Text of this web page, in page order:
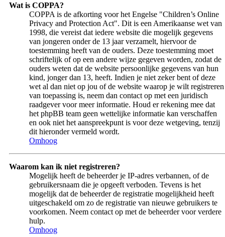
Wat is COPPA?
COPPA is de afkorting voor het Engelse "Children’s Online
Privacy and Protection Act". Dit is een Amerikaanse wet van
1998, die vereist dat iedere website die mogelijk gegevens
van jongeren onder de 13 jaar verzamelt, hiervoor de
toestemming heeft van de ouders. Deze toestemming moet
schriftelijk of op een andere wijze gegeven worden, zodat de
ouders weten dat de website persoonlijke gegevens van hun
kind, jonger dan 13, heeft. Indien je niet zeker bent of deze
wet al dan niet op jou of de website waarop je wilt registreren
van toepassing is, neem dan contact op met een juridisch
raadgever voor meer informatie. Houd er rekening mee dat
het phpBB team geen wettelijke informatie kan verschaffen
en ook niet het aanspreekpunt is voor deze wetgeving, tenzij
dit hieronder vermeld wordt.
Omhoog
Waarom kan ik niet registreren?
Mogelijk heeft de beheerder je IP-adres verbannen, of de
gebruikersnaam die je opgeeft verboden. Tevens is het
mogelijk dat de beheerder de registratie mogelijkheid heeft
uitgeschakeld om zo de registratie van nieuwe gebruikers te
voorkomen. Neem contact op met de beheerder voor verdere
hulp.
Omhoog